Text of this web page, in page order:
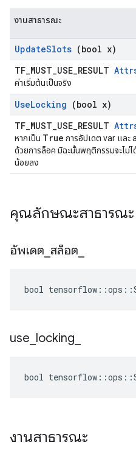
งานสาธารณะ
UpdateSlots (bool x)
TF_MUST_USE_RESULT
ค่าเริ่มต้นเป็นจริง
UseLocking (bool x)
TF_MUST_USE_RESULT
หากเป็น True การอัปเดต var และ
ด้วยการล็อค มิฉะนั้นพฤติกรรมจะไม่
น้อยลง
คุณลักษณะสาธารณะ
อัพเดต สล็อต
bool
use locking
bool
งานสาธารณะ